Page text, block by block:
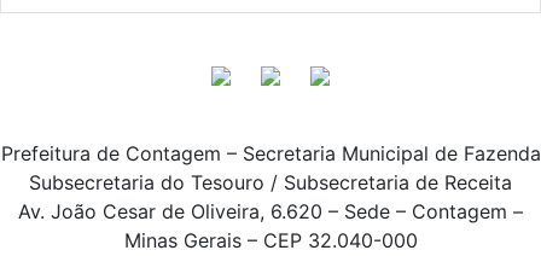
Prefeitura de Contagem – Secretaria Municipal de Fazenda
Subsecretaria do Tesouro / Subsecretaria de Receita
Av. João Cesar de Oliveira, 6.620 – Sede – Contagem –
Minas Gerais – CEP 32.040-000